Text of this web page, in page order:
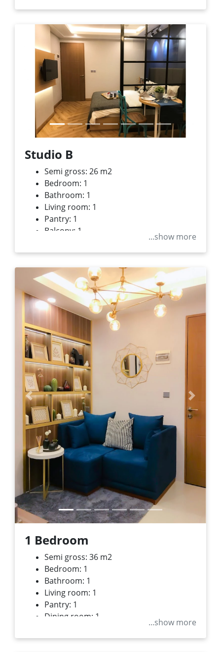
Previous
Studio B
Semi gross: 26 m2
Bedroom: 1
Bathroom: 1
Living room: 1
Pantry: 1
Balcony: 1
...show more
Previous Next
1 Bedroom
Semi gross: 36 m2
Bedroom: 1
Bathroom: 1
Living room: 1
Pantry: 1
Dining room: 1
Private lift: 1
...show more